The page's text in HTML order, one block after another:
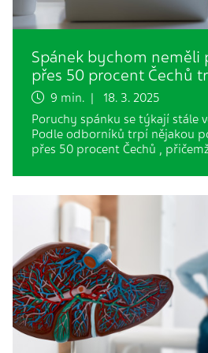
Spánek bychom neměli
přes 50 procent Čechů
9 min. | 18. 3. 2025
Poruchy spánku se týkají stále
Podle odborníků trpí nějakou
přes 50 procent Čechů ,